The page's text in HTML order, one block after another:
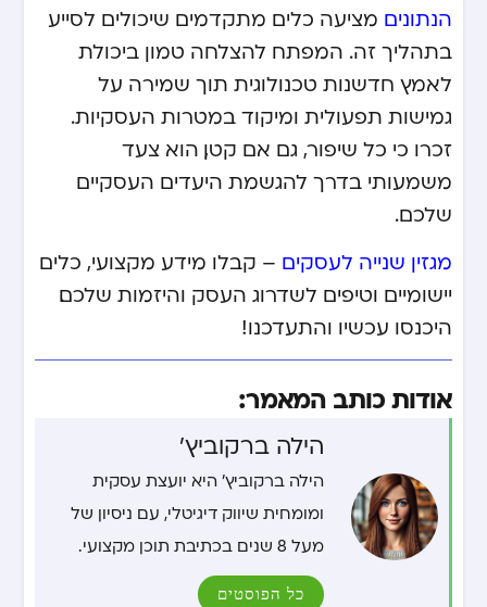
הנתונים מציעה כלים מתקדמים שיכולים לסייע
בתהליך זה. המפתח להצלחה טמון ביכולת
לאמץ חדשנות טכנולוגית תוך שמירה על
גמישות תפעולית ומיקוד במטרות העסקיות.
זכרו כי כל שיפור, גם אם קטן, הוא צעד
משמעותי בדרך להגשמת היעדים העסקיים
שלכם.
מגזין שנייה לעסקים – קבלו מידע מקצועי, כלים
יישומיים וטיפים לשדרוג העסק והיזמות שלכם.
היכנסו עכשיו והתעדכנו!
אודות כותב המאמר:
הילה ברקוביץ'
הילה ברקוביץ' היא יועצת עסקית
ומומחית שיווק דיגיטלי, עם ניסיון של
מעל 8 שנים בכתיבת תוכן מקצועי.
כל הפוסטים